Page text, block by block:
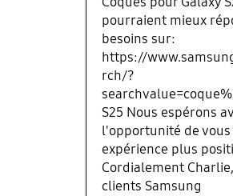
pourraient mieux
besoins sur:
https://
rch/?
S25 Nous espérons
l'opportunité de
expérience plus
Cordialement
clients Samsung